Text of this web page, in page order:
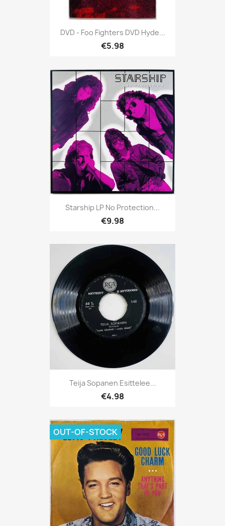
DVD - Foo Fighters DVD Hyde...
€5.98
Starship LP No Protection...
€9.98
Teija Sopanen Esittelee...
€4.98
OUT-OF-STOCK